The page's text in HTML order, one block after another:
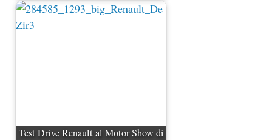
Test Drive Renault al Motor Show di